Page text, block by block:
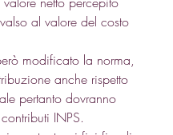
al valore del costo
modificato la norma,
anche rispetto
pertanto dovranno
INPS.